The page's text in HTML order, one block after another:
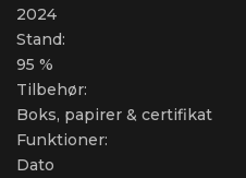
2024
Stand:
95 %
Tilbehør:
Boks, papirer & certifikat
Funktioner:
Dato